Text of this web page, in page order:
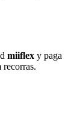
miiflex y paga